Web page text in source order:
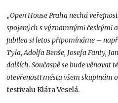
„Open House Praha nechá
spojených s významnými českými
jubilea si letos připomínáme –
Tyla, Adolfa Benše, Josefa Fanty,
dalších. Současně se bude věnovat
otevřenosti města všem skupinám
festivalu Klára Veselá.